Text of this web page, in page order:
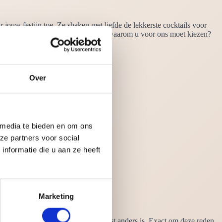
Over
te bieden en om ons
partners voor social
die u aan ze heeft
Marketing
jouw festijn toe. Ze shaken met liefde de lekkerste cocktails voor
niet ontbreken. Wilt u weten waarom u voor ons moet kiezen?